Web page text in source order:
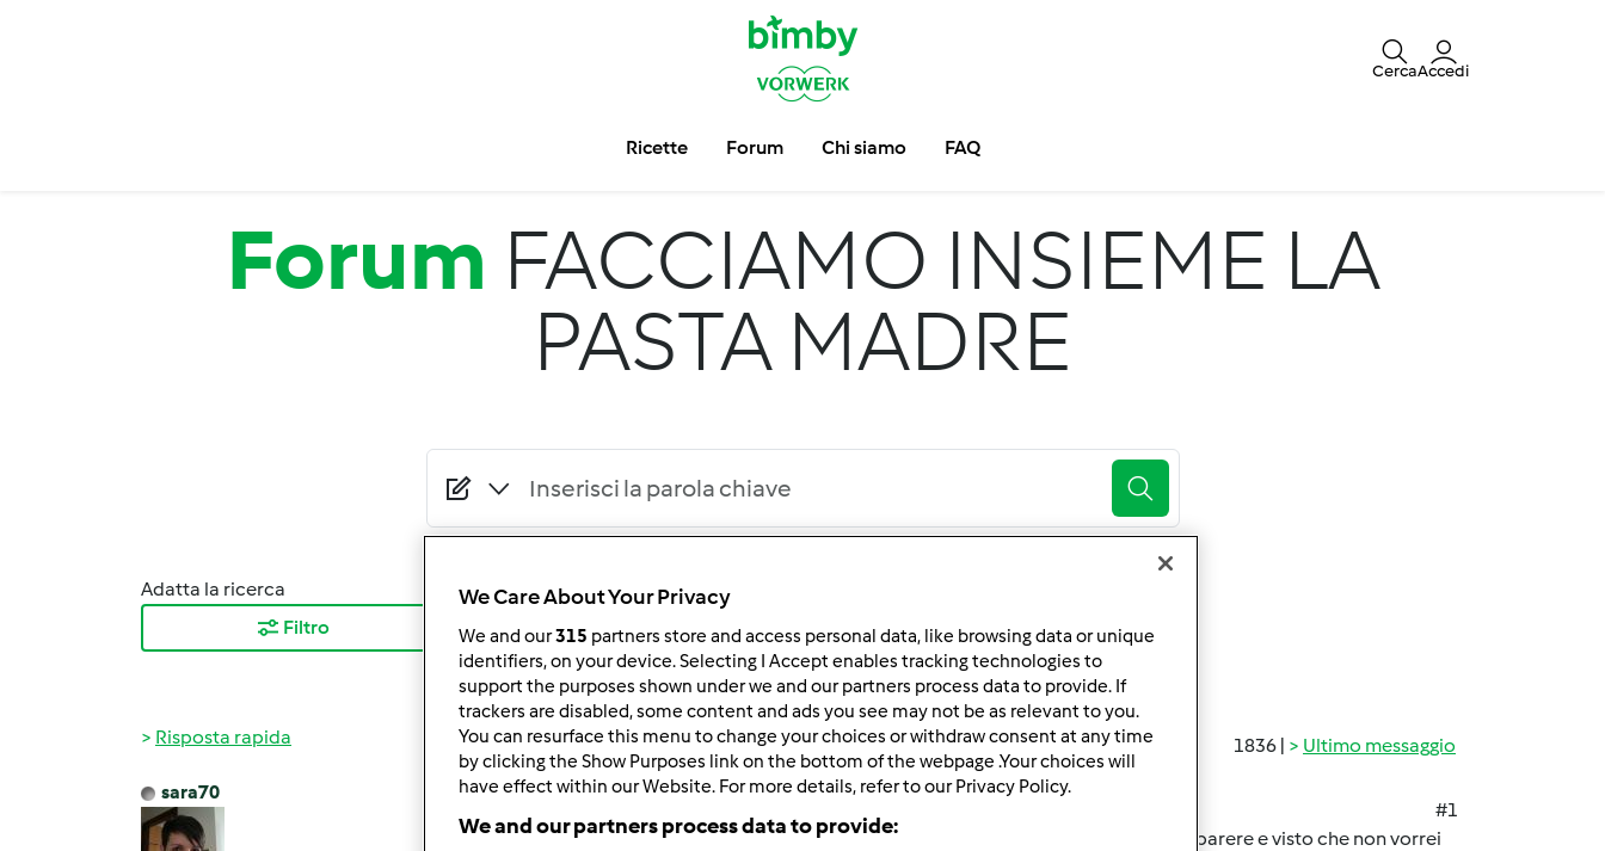
CercaAccedi
Ricette Forum Chi siamo FAQ
Forum FACCIAMO INSIEME LA
PASTA MADRE
Adatta la ricerca
Filtro
Ordina per:
I risultati più recenti
10
1836 | Ultimo messaggio
Risposta rapida
sara70
#1
Ciao chiara non penso sia necessario rinfrescarla prima ma, visto che è solo un mio parere e visto che non vorrei
We Care About Your Privacy
We and our315 partners store and access personal data, like browsing data or unique
identifiers, on your device. Selecting I Accept enables tracking technologies to
support the purposes shown under we and our partners process data to provide. If
trackers are disabled, some content and ads you see may not be as relevant to you.
You can resurface this menu to change your choices or withdraw consent at any time
by clicking the Show Purposes link on the bottom of the webpage .Your choices will
have effect within our Website. For more details, refer to our Privacy Policy.
We and our partners process data to provide: